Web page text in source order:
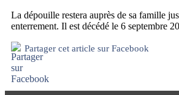
La dépouille restera auprès de sa famille
enterrement. Il est décédé le 6 septembre
Partager cet article sur Facebook